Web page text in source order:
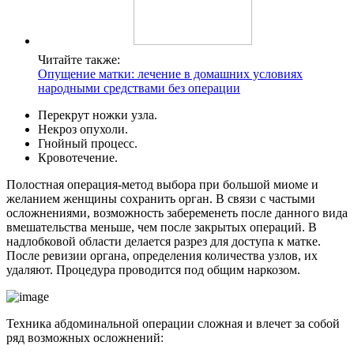
Читайте также:
Опущение матки: лечение в домашних условиях
народными средствами без операции
Перекрут ножки узла.
Некроз опухоли.
Гнойный процесс.
Кровотечение.
Полостная операция-метод выбора при большой миоме и
желанием женщины сохранить орган. В связи с частыми
осложнениями, возможность забеременеть после данного вида
вмешательства меньше, чем после закрытых операций. В
надлобковой области делается разрез для доступа к матке.
После ревизии органа, определения количества узлов, их
удаляют. Процедура проводится под общим наркозом.
Техника абдоминальной операции сложная и влечет за собой
ряд возможных осложнений: